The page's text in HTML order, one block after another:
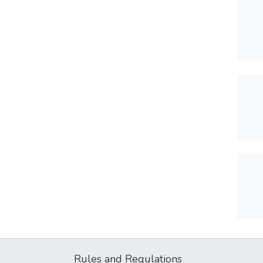
Rules and Regulations